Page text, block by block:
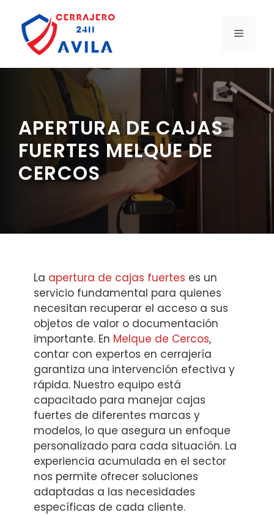
contenido
MENÚ
APERTURA DE CAJAS
FUERTES MELQUE DE
CERCOS
La apertura de cajas fuertes es un
servicio fundamental para quienes
necesitan recuperar el acceso a sus
objetos de valor o documentación
importante. En Melque de Cercos,
contar con expertos en cerrajería
garantiza una intervención efectiva y
rápida. Nuestro equipo está
capacitado para manejar cajas
fuertes de diferentes marcas y
modelos, lo que asegura un enfoque
personalizado para cada situación. La
experiencia acumulada en el sector
nos permite ofrecer soluciones
adaptadas a las necesidades
específicas de cada cliente.